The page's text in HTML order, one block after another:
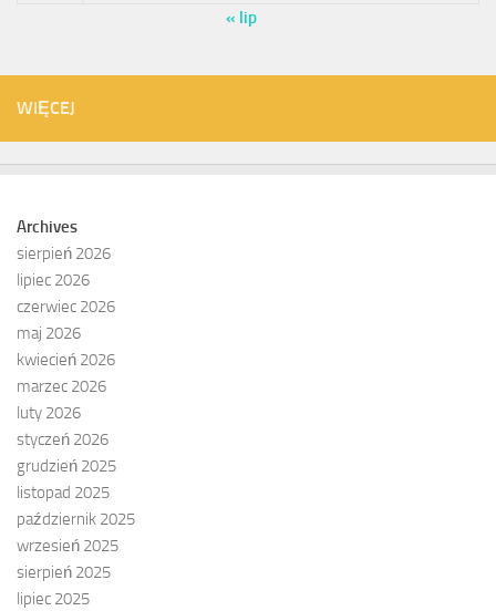
« lip
WIĘCEJ
Archives
sierpień 2026
lipiec 2026
czerwiec 2026
maj 2026
kwiecień 2026
marzec 2026
luty 2026
styczeń 2026
grudzień 2025
listopad 2025
październik 2025
wrzesień 2025
sierpień 2025
lipiec 2025